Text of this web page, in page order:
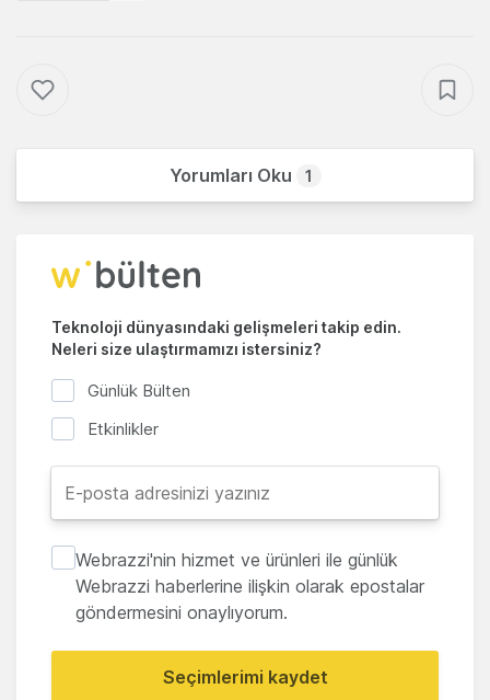
Yorumları Oku 1
Teknoloji dünyasındaki gelişmeleri takip edin.
Neleri size ulaştırmamızı istersiniz?
Günlük Bülten
Etkinlikler
Webrazzi'nin hizmet ve ürünleri ile günlük
Webrazzi haberlerine ilişkin olarak epostalar
göndermesini onaylıyorum.
Seçimlerimi kaydet